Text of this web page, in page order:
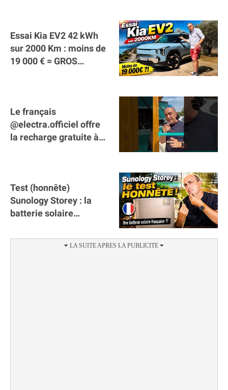
Essai Kia EV2 42 kWh
sur 2000 Km : moins de
19 000 € = GROS
Le français
@electra.officiel offre
la recharge gratuite à
Test (honnête)
Sunology Storey : la
batterie solaire